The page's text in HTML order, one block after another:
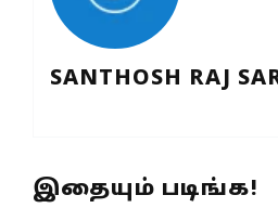
SANTHOSH RAJ
இதையும் படிங்க!